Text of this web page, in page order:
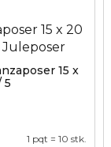
15 x
5
1 pqt = 10 stk.